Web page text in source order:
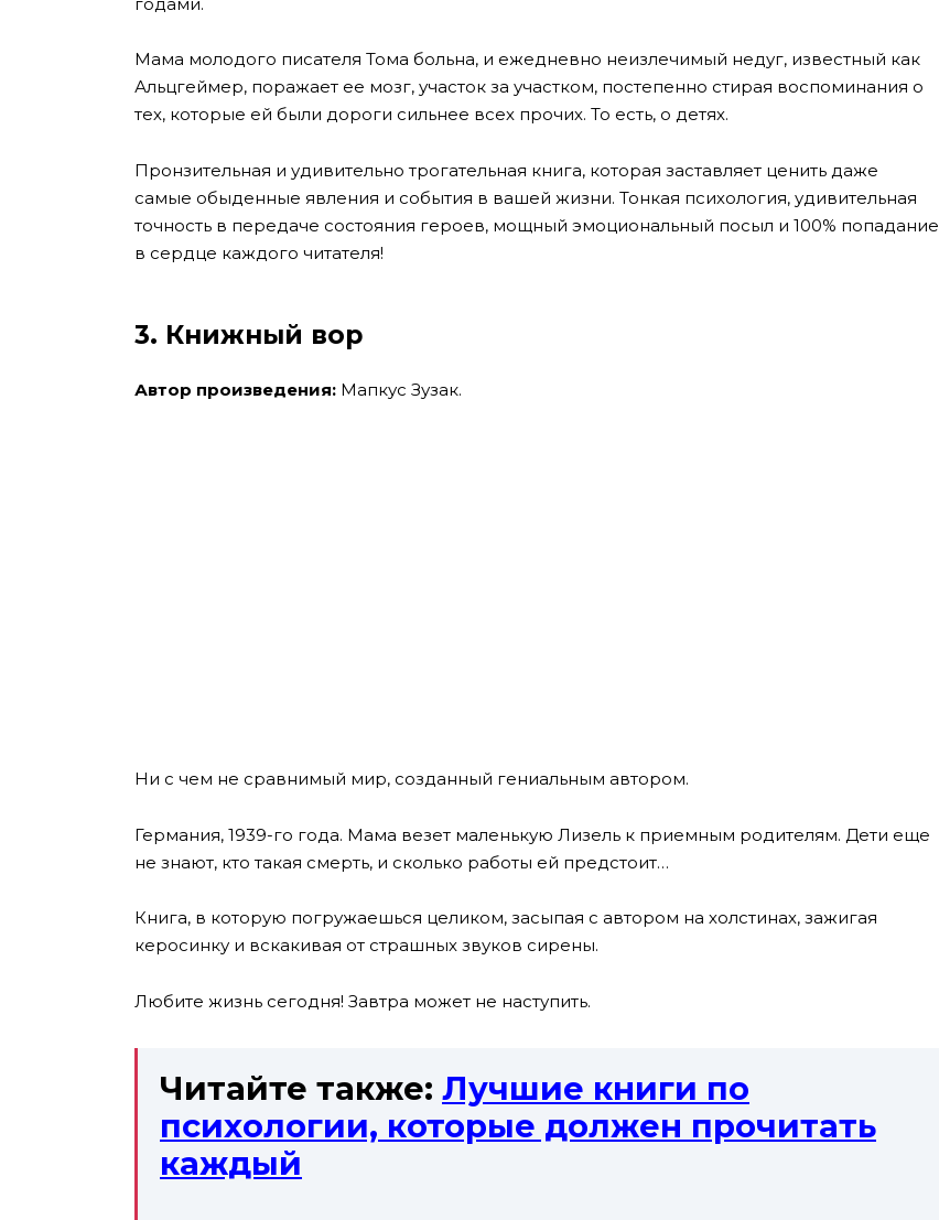
Мама молодого писателя Тома больна, и ежедневно неизлечимый недуг, известный как
Альцгеймер, поражает ее мозг, участок за участком, постепенно стирая воспоминания о
тех, которые ей были дороги сильнее всех прочих. То есть, о детях.
Пронзительная и удивительно трогательная книга, которая заставляет ценить даже
самые обыденные явления и события в вашей жизни. Тонкая психология, удивительная
точность в передаче состояния героев, мощный эмоциональный посыл и 100% попадание
в сердце каждого читателя!
3. Книжный вор
Автор произведения: Мапкус Зузак.
Ни с чем не сравнимый мир, созданный гениальным автором.
Германия, 1939-го года. Мама везет маленькую Лизель к приемным родителям. Дети еще
не знают, кто такая смерть, и сколько работы ей предстоит…
Книга, в которую погружаешься целиком, засыпая с автором на холстинах, зажигая
керосинку и вскакивая от страшных звуков сирены.
Любите жизнь сегодня! Завтра может не наступить.
Читайте также: Лучшие книги по
психологии, которые должен прочитать
каждый